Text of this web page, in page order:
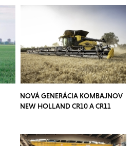
NOVÁ GENERÁCIA KOMBAJNOV
NEW HOLLAND CR10 A CR11